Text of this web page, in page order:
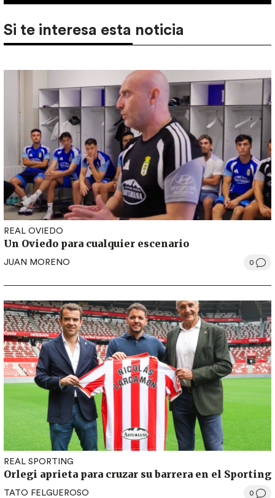
Si te interesa esta noticia
REAL OVIEDO
Un Oviedo para cualquier escenario
JUAN MORENO 0
REAL SPORTING
Orlegi aprieta para cruzar su barrera en el Sporting
TATO FELGUEROSO 0